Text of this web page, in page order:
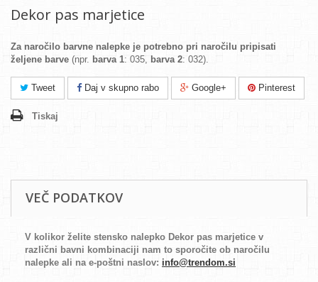
Dekor pas marjetice
Za naročilo barvne nalepke je potrebno pri naročilu pripisati
željene barve (npr. barva 1: 035, barva 2: 032).
Tweet Daj v skupno rabo Google+ Pinterest
Tiskaj
VEČ PODATKOV
V kolikor želite stensko nalepko Dekor pas marjetice v
različni bavni kombinaciji nam to sporočite ob naročilu
nalepke ali na e-poštni naslov: info@trendom.si